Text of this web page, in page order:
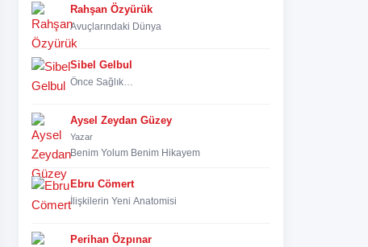
Rahşan Özyürük
Avuçlarındaki Dünya
Sibel Gelbul
Önce Sağlık…
Aysel Zeydan Güzey
Yazar
Benim Yolum Benim Hikayem
Ebru Cömert
İlişkilerin Yeni Anatomisi
Perihan Özpınar